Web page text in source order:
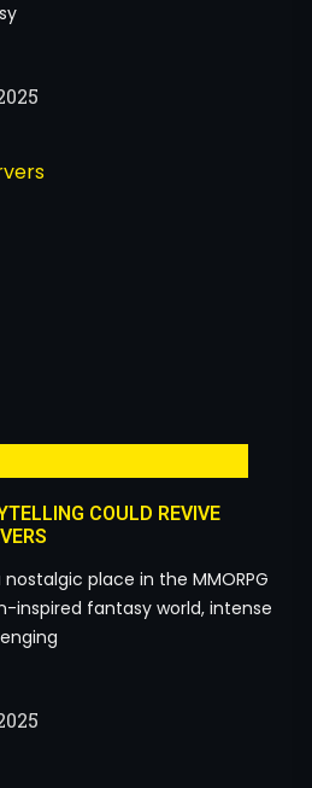
COULD REVIVE
place in the MMORPG
inspired fantasy world, intense